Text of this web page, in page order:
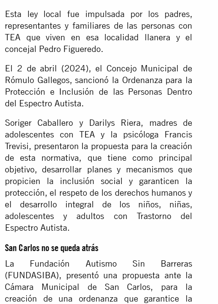
Esta ley local fue impulsada por los padres,
representantes y familiares de las personas con
TEA que viven en esa localidad llanera y el
concejal Pedro Figueredo.
El 2 de abril (2024), el Concejo Municipal de
Rómulo Gallegos, sancionó la Ordenanza para la
Protección e Inclusión de las Personas Dentro
del Espectro Autista.
Soriger Caballero y Darilys Riera, madres de
adolescentes con TEA y la psicóloga Francis
Trevisi, presentaron la propuesta para la creación
de esta normativa, que tiene como principal
objetivo, desarrollar planes y mecanismos que
propicien la inclusión social y garanticen la
protección, el respeto de los derechos humanos y
el desarrollo integral de los niños, niñas,
adolescentes y adultos con Trastorno del
Espectro Autista.
San Carlos no se queda atrás
La Fundación Autismo Sin Barreras
(FUNDASIBA), presentó una propuesta ante la
Cámara Municipal de San Carlos, para la
creación de una ordenanza que garantice la